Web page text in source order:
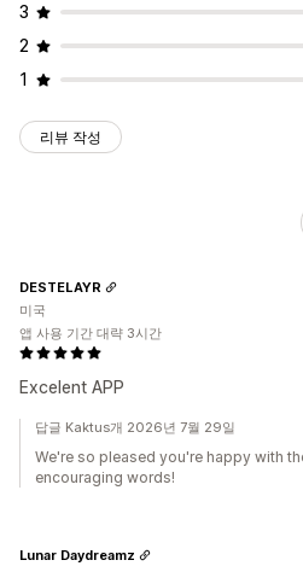
3
2
1
리뷰 작성
Excelent APP
DESTELAYR
미국
앱 사용 기간 대략 3시간
답글 Kaktus개 2026년 7월 29일
We're so pleased you're happy with
encouraging words!
Lunar Daydreamz